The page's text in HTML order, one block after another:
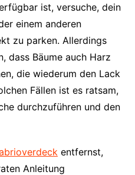
ist, versuche, dein
einem anderen
zu parken. Allerdings
dass Bäume auch Harz
die wiederum den Lack
Fällen ist es ratsam,
durchzuführen und den
entfernst,
Anleitung